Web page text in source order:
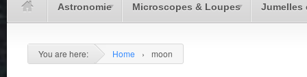
Astronomie Microscopes & Loupes Jumelles
You are here: Home › moon